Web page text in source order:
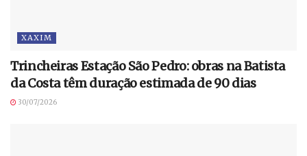
XAXIM
Trincheiras Estação São Pedro: obras na Batista
da Costa têm duração estimada de 90 dias
30/07/2026